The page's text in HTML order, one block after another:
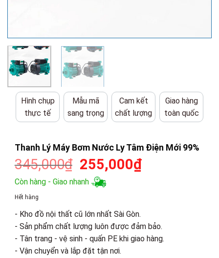
Hình chụp
thực tế
Mẫu mã
sang trọng
Cam kết
chất lượng
Giao hàng
toàn quốc
Thanh Lý Máy Bơm Nước Ly Tâm Điện Mới 99%
345,000₫ Giá
gốc
255,000₫Giá
255,000₫.
Còn hàng - Giao nhanh
Hết hàng
- Kho đồ nội thất cũ lớn nhất Sài Gòn.
- Sản phẩm chất lượng luôn được đảm bảo.
- Tân trang - vệ sinh - quấn PE khi giao hàng.
- Vận chuyển và lắp đặt tận nơi.